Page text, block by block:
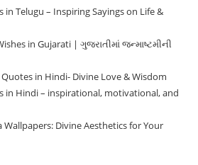
in Telugu – Inspiring Sayings on Life &
in Gujarati | ગુજરાતીમાં જન્માષ્ટમીની
in Hindi- Divine Love & Wisdom
in Hindi – inspirational, motivational, and
Wallpapers: Divine Aesthetics for Your